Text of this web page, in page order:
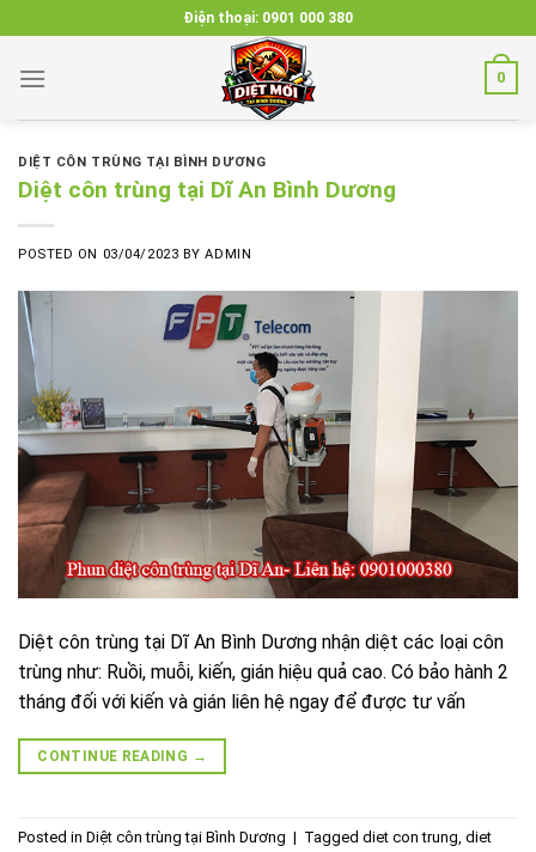
to
content
Điện thoại: 0901 000 380
0
DIỆT CÔN TRÙNG TẠI BÌNH DƯƠNG
Diệt côn trùng tại Dĩ An Bình Dương
POSTED ON 03/04/2023 BYADMIN
Diệt côn trùng tại Dĩ An Bình Dương nhận diệt các loại côn
trùng như: Ruồi, muỗi, kiến, gián hiệu quả cao. Có bảo hành 2
tháng đối với kiến và gián liên hệ ngay để được tư vấn
CONTINUE READING →
Posted in Diệt côn trùng tại Bình Dương | Tagged diet con trung, diet